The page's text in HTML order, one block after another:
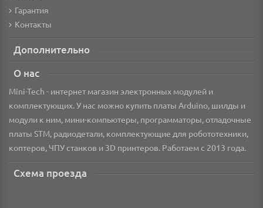
Гарантия
Контакты
Дополнительно
О нас
Mini-Tech - интернет магазин электронных модулей и
комплектующих. У нас можно купить платы Arduino, шилды и
модули к ним, мини-компьютеры, программаторы, отладочные
платы STM, радиодетали, комплектующие для робототехники,
коптеров, ЧПУ станков и 3D принтеров. Работаем с 2013 года.
Схема проезда